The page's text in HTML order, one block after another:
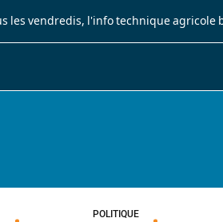
les vendredis, l'info technique agricole
POLITIQUE